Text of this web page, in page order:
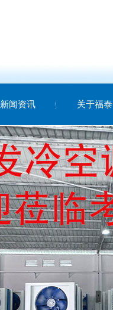
新闻资讯 关于福泰